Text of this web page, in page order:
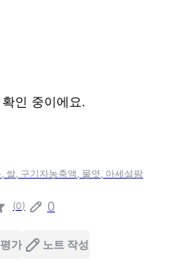
인 중이에요.
쌀, 구기자농축액, 물엿, 아세설팜
(0) 0
가 노트 작성